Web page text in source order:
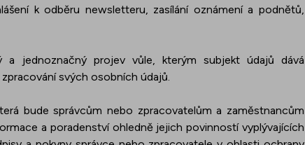
k odběru newsletteru, zasílání oznámení a podnětů,
a jednoznačný projev vůle, kterým subjekt údajů dává
svých osobních údajů.
bude správcům nebo zpracovatelům a zaměstnancům
a poradenství ohledně jejich povinností vyplývajících